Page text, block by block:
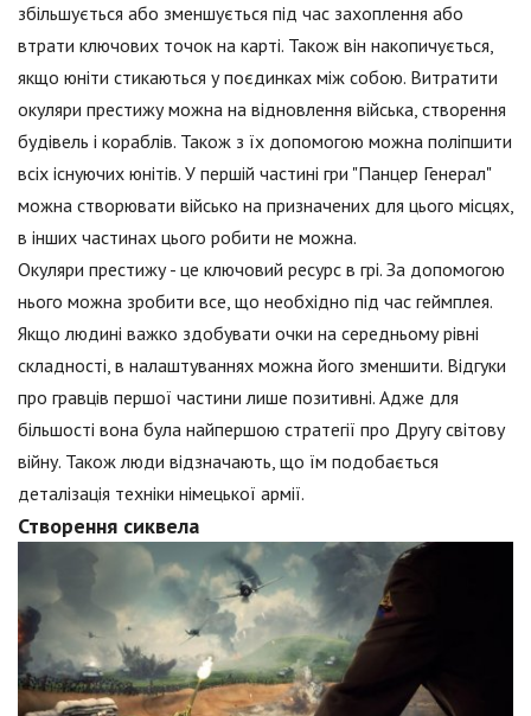
збільшується або зменшується під час захоплення або
втрати ключових точок на карті. Також він накопичується,
якщо юніти стикаються у поєдинках між собою. Витратити
окуляри престижу можна на відновлення війська, створення
будівель і кораблів. Також з їх допомогою можна поліпшити
всіх існуючих юнітів. У першій частині гри "Панцер Генерал"
можна створювати військо на призначених для цього місцях,
в інших частинах цього робити не можна.
Окуляри престижу - це ключовий ресурс в грі. За допомогою
нього можна зробити все, що необхідно під час геймплея.
Якщо людині важко здобувати очки на середньому рівні
складності, в налаштуваннях можна його зменшити. Відгуки
про гравців першої частини лише позитивні. Адже для
більшості вона була найпершою стратегії про Другу світову
війну. Також люди відзначають, що їм подобається
деталізація техніки німецької армії.
Створення сиквела